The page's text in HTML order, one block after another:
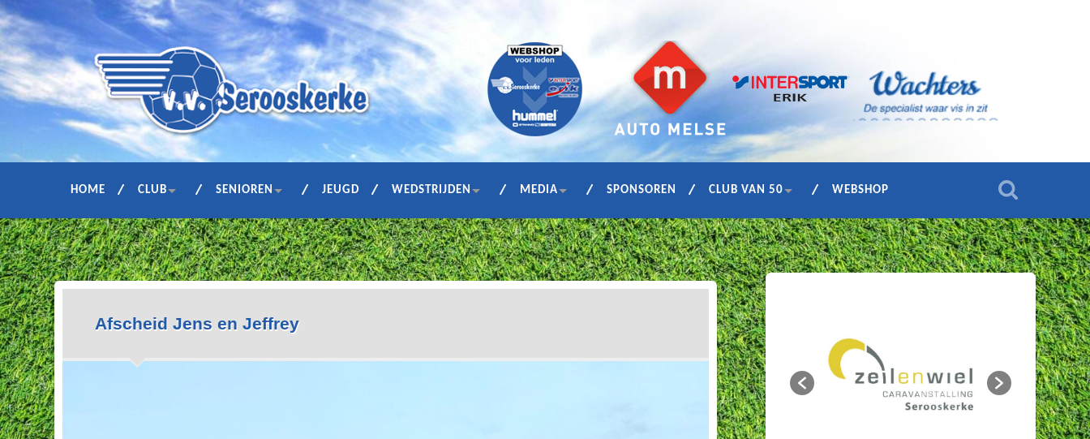
HOME CLUB SENIOREN JEUGD WEDSTRIJDEN MEDIA SPONSOREN CLUB VAN 50 WEBSHOP
Afscheid Jens en Jeffrey